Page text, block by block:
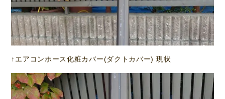
↑エアコンホース化粧カバー(ダクトカバー) 現状